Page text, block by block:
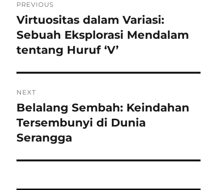
pos
PREVIOUS
Previous
post:
Virtuositas dalam Variasi:
Sebuah Eksplorasi Mendalam
tentang Huruf ‘V’
NEXT
Next
post:
Belalang Sembah: Keindahan
Tersembunyi di Dunia
Serangga